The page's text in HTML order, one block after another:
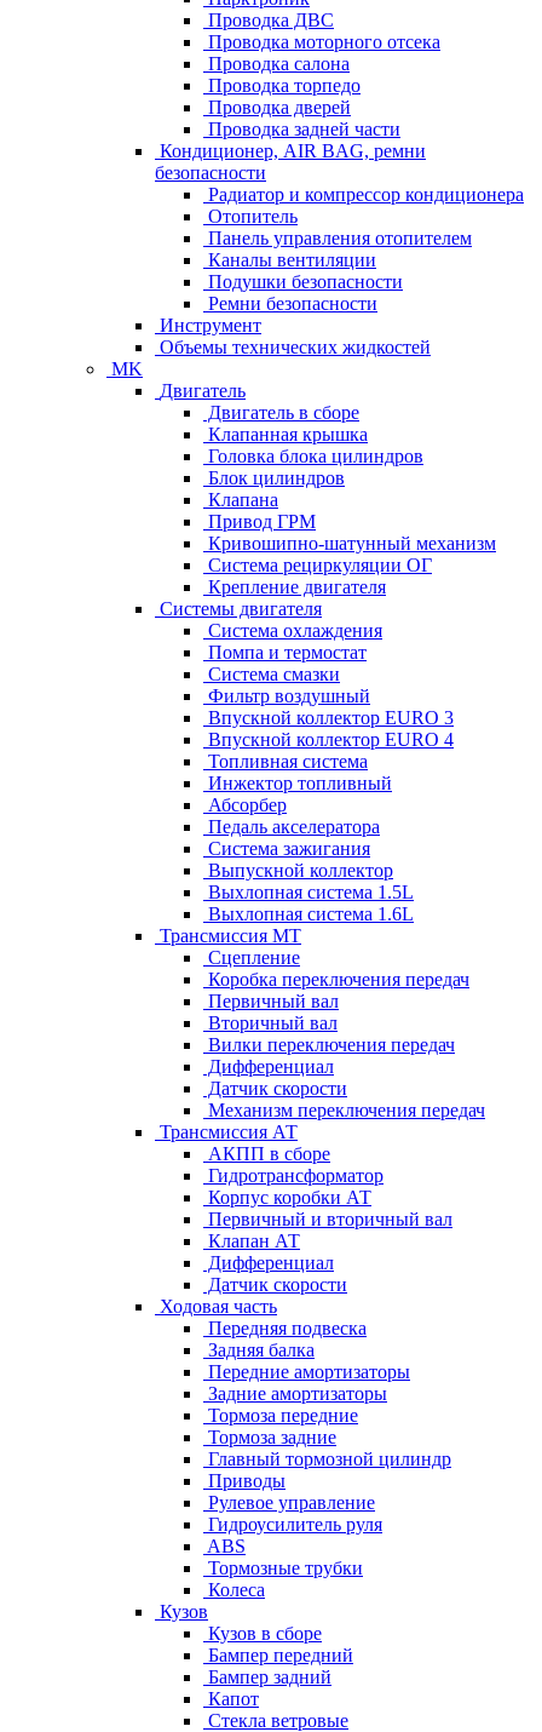
Проводка ДВС
Проводка моторного отсека
Проводка салона
Проводка торпедо
Проводка дверей
Проводка задней части
Кондиционер, AIR BAG, ремни
безопасности
Радиатор и компрессор кондиционера
Отопитель
Панель управления отопителем
Каналы вентиляции
Подушки безопасности
Ремни безопасности
Инструмент
Объемы технических жидкостей
MK
Двигатель
Двигатель в сборе
Клапанная крышка
Головка блока цилиндров
Блок цилиндров
Клапана
Привод ГРМ
Кривошипно-шатунный механизм
Система рециркуляции ОГ
Крепление двигателя
Системы двигателя
Система охлаждения
Помпа и термостат
Система смазки
Фильтр воздушный
Впускной коллектор EURO 3
Впускной коллектор EURO 4
Топливная система
Инжектор топливный
Абсорбер
Педаль акселератора
Система зажигания
Выпускной коллектор
Выхлопная система 1.5L
Выхлопная система 1.6L
Трансмиссия МТ
Сцепление
Коробка переключения передач
Первичный вал
Вторичный вал
Вилки переключения передач
Дифференциал
Датчик скорости
Механизм переключения передач
Трансмиссия АТ
АКПП в сборе
Гидротрансформатор
Корпус коробки АТ
Первичный и вторичный вал
Клапан АТ
Дифференциал
Датчик скорости
Ходовая часть
Передняя подвеска
Задняя балка
Передние амортизаторы
Задние амортизаторы
Тормоза передние
Тормоза задние
Главный тормозной цилиндр
Приводы
Рулевое управление
Гидроусилитель руля
ABS
Тормозные трубки
Колеса
Кузов
Кузов в сборе
Бампер передний
Бампер задний
Капот
Стекла ветровые